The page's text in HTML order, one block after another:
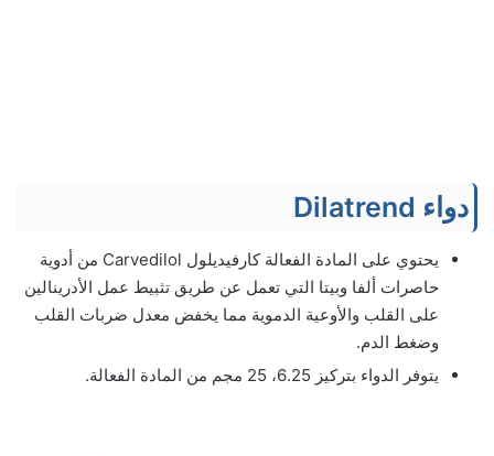
دواء Dilatrend
يحتوي على المادة الفعالة كارفيديلول Carvedilol من أدوية
حاصرات ألفا وبيتا التي تعمل عن طريق تثبيط عمل الأدرينالين
على القلب والأوعية الدموية مما يخفض معدل ضربات القلب
وضغط الدم.
يتوفر الدواء بتركيز 6.25، 25 مجم من المادة الفعالة.